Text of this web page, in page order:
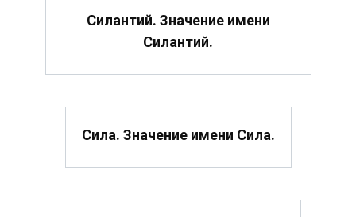
Силантий. Значение имени
Силантий.
Сила. Значение имени Сила.